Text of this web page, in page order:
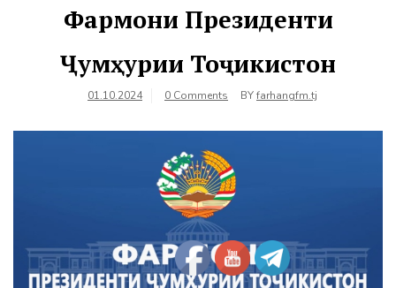
Фармони Президенти
Ҷумҳурии Тоҷикистон
01.10.2024 0 Comments BYfarhangfm.tj